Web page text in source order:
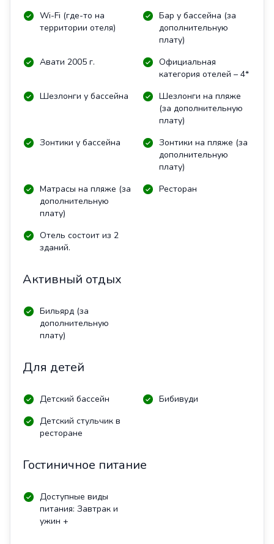
Wi-Fi (где-то на
территории отеля)
Бар у бассейна (за
дополнительную
плату)
Авати 2005 г.
Официальная
категория отелей – 4*
Шезлонги у бассейна
Шезлонги на пляже
(за дополнительную
плату)
Зонтики у бассейна
Зонтики на пляже (за
дополнительную
плату)
Матрасы на пляже (за
дополнительную
плату)
Ресторан
Отель состоит из 2
зданий.
Активный отдых
Бильярд (за
дополнительную
плату)
Для детей
Детский бассейн
Бибивуди
Детский стульчик в
ресторане
Гостиничное питание
Доступные виды
питания: Завтрак и
ужин +